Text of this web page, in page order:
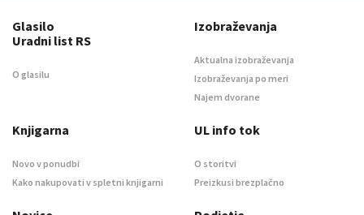
Glasilo
Uradni list RS
O glasilu
Izobraževanja
Aktualna izobraževanja
Izobraževanja po meri
Najem dvorane
Knjigarna
Novo v ponudbi
Kako nakupovati v spletni knjigarni
UL info tok
O storitvi
Preizkusi brezplačno